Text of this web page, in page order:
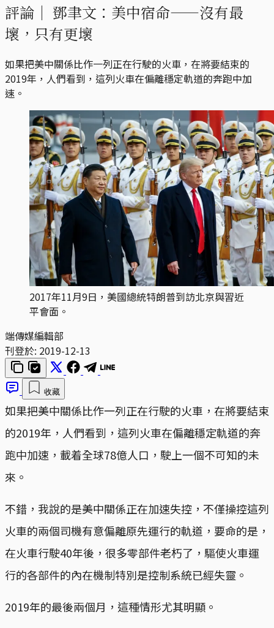
評論｜ 鄧聿文：美中宿命——沒有最
壞，只有更壞
如果把美中關係比作一列正在行駛的火車，在將要結束的
2019年，人們看到，這列火車在偏離穩定軌道的奔跑中加
速。
2017年11月9日，美國總統特朗普到訪北京與習近
平會面。
端傳媒編輯部
刊登於: 2019-12-13
收藏
如果把美中關係比作一列正在行駛的火車，在將要結束
的2019年，人們看到，這列火車在偏離穩定軌道的奔
跑中加速，載着全球78億人口，駛上一個不可知的未
來。
不錯，我說的是美中關係正在加速失控，不僅操控這列
火車的兩個司機有意偏離原先運行的軌道，要命的是，
在火車行駛40年後，很多零部件老朽了，驅使火車運
行的各部件的內在機制特別是控制系統已經失靈。
2019年的最後兩個月，這種情形尤其明顯。